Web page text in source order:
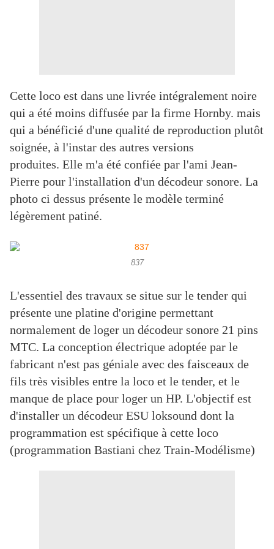
Cette loco est dans une livrée intégralement noire
qui a été moins diffusée par la firme Hornby. mais
qui a bénéficié d'une qualité de reproduction plutôt
soignée, à l'instar des autres versions
produites. Elle m'a été confiée par l'ami Jean-
Pierre pour l'installation d'un décodeur sonore. La
photo ci dessus présente le modèle terminé
légèrement patiné.
837
L'essentiel des travaux se situe sur le tender qui
présente une platine d'origine permettant
normalement de loger un décodeur sonore 21 pins
MTC. La conception électrique adoptée par le
fabricant n'est pas géniale avec des faisceaux de
fils très visibles entre la loco et le tender, et le
manque de place pour loger un HP. L'objectif est
d'installer un décodeur ESU loksound dont la
programmation est spécifique à cette loco
(programmation Bastiani chez Train-Modélisme)